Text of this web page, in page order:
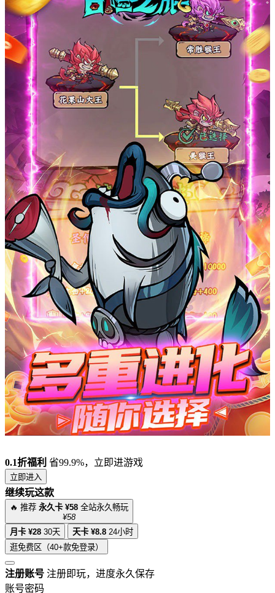
0.1折福利 省99.9%，立即进游戏
立即进入
继续玩这款
🔥 推荐 永久卡 ¥58 全站永久畅玩
¥58
月卡 ¥28 30天 天卡 ¥8.8 24小时
逛免费区（40+款免登录）
注册账号 注册即玩，进度永久保存
账号密码